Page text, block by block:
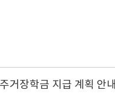
거장학금 지급 계획 안내